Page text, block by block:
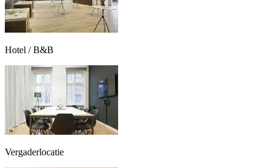
Hotel / B&B
Vergaderlocatie